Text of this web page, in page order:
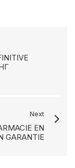
Next
EN
GARANTIE